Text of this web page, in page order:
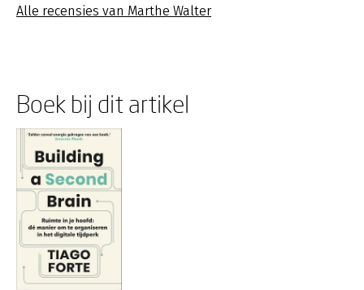
Alle recensies van Marthe Walter
Boek bij dit artikel